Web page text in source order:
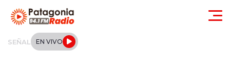
SEÑAL EN VIVO